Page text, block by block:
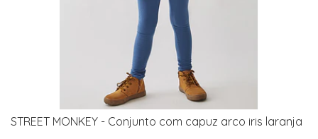
STREET MONKEY - Conjunto com capuz arco iris laranja